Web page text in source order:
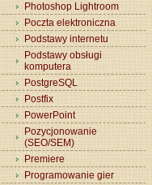
Photoshop Lightroom
Poczta elektroniczna
Podstawy internetu
Podstawy obsługi
komputera
PostgreSQL
Postfix
PowerPoint
Pozycjonowanie
(SEO/SEM)
Premiere
Programowanie gier